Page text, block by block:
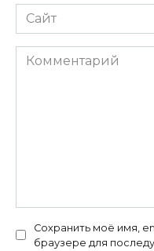
Сайт
Комментарий
Сохранить моё имя,
браузере для